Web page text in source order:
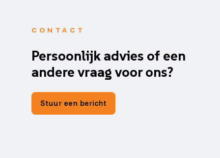
CONTACT
Persoonlijk advies of een
andere vraag voor ons?
Stuur een bericht